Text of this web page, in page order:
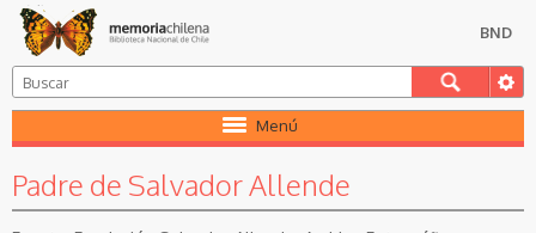
BND
Menú
Padre de Salvador Allende